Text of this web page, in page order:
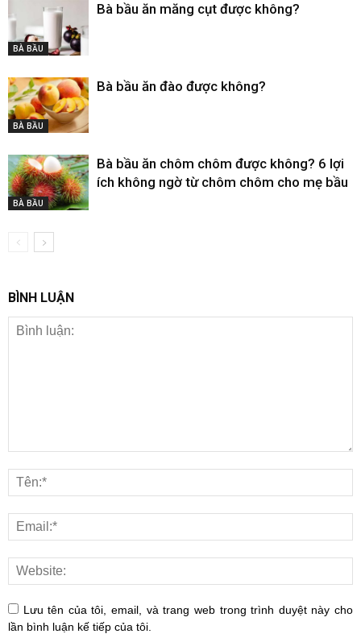
BÀ BẦU
Bà bầu ăn măng cụt được không?
BÀ BẦU
Bà bầu ăn đào được không?
BÀ BẦU
Bà bầu ăn chôm chôm được không? 6 lợi
ích không ngờ từ chôm chôm cho mẹ bầu
BÌNH LUẬN
Lưu tên của tôi, email, và trang web trong trình duyệt này cho
lần bình luận kế tiếp của tôi.